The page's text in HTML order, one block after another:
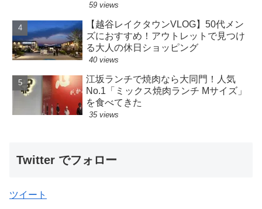
59 views
【越谷レイクタウンVLOG】50代メン
ズにおすすめ！アウトレットで見つけ
る大人の休日ショッピング
40 views
江坂ランチで焼肉なら大同門！人気
No.1「ミックス焼肉ランチ Mサイズ」
を食べてきた
35 views
Twitter でフォロー
ツイート